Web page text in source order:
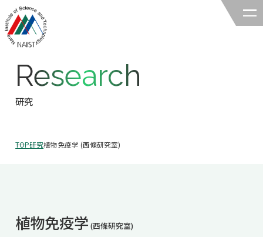
奈良先端科学技術大学院大学
研究室一覧
教育TOP
キャリア
Research
研究
TOP研究植物免疫学 (西條研究室)
植物免疫学 (西條研究室)